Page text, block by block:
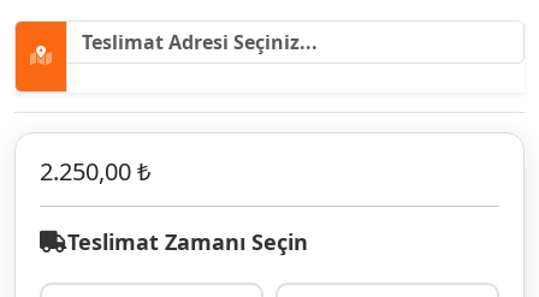
2.250,00 ₺
Teslimat Zamanı Seçin